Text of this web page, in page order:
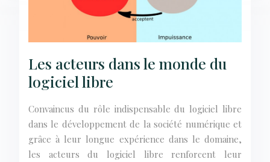
Les acteurs dans le monde du
logiciel libre
Convaincus du rôle indispensable du logiciel libre
dans le développement de la société numérique et
grâce à leur longue expérience dans le domaine,
les acteurs du logiciel libre renforcent leur